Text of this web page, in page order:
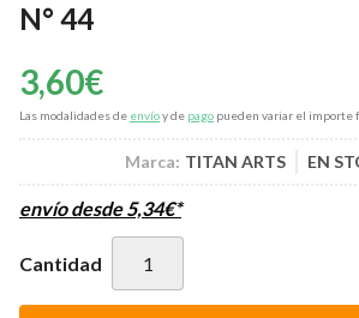
N° 44
3,60€
Las modalidades de envíoy de pago pueden variar el importe
Marca: TITAN ARTS EN
envío desde5,34€*
Cantidad